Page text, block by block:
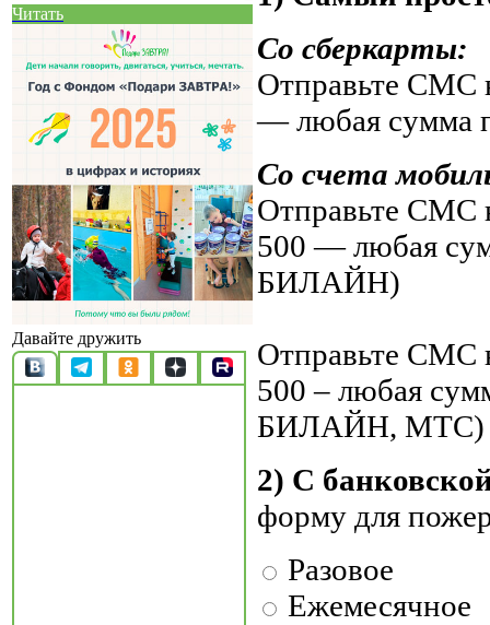
Читать
Давайте дружить
Со сберкарты:
Отправьте СМС
— любая сумма
Со счета
Отправьте СМС
500 — любая
БИЛАЙН)
Отправьте СМС
500 – любая
БИЛАЙН, МТС)
2) С
форму для
Разовое
Ежемесячное